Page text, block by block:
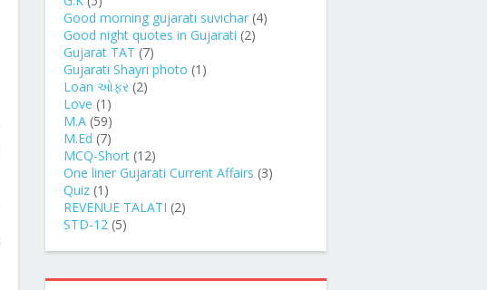
Good morning gujarati suvichar (4)
Good night quotes in Gujarati (2)
Gujarat TAT (7)
Gujarati Shayri photo (1)
Loan ઓફર (2)
Love (1)
M.A (59)
M.Ed (7)
MCQ-Short (12)
One liner Gujarati Current Affairs (3)
Quiz (1)
REVENUE TALATI (2)
STD-12 (5)